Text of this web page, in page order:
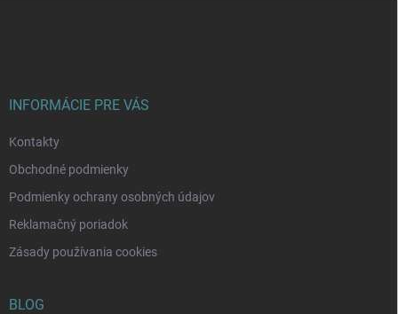
INFORMÁCIE PRE VÁS
Kontakty
Obchodné podmienky
Podmienky ochrany osobných údajov
Reklamačný poriadok
Zásady používania cookies
BLOG